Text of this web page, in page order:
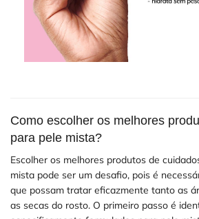
Como escolher os melhores
para pele mista?
Escolher os melhores produtos de
mista pode ser um desafio, pois é
que possam tratar eficazmente tanto as
as secas do rosto. O primeiro passo é